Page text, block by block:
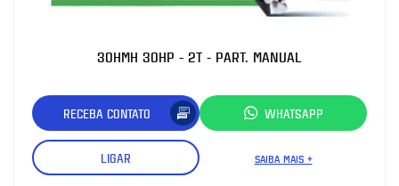
30HMH 30HP - 2T - PART. MANUAL
RECEBA CONTATO WHATSAPP
LIGAR SAIBA MAIS +